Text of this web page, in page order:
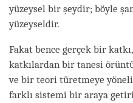
yüzeysel bir şeydir; böyle
yüzeyseldir.
Fakat bence gerçek bir
katkılardan bir tanesi
ve bir teori türetmeye
farklı sistemi bir araya